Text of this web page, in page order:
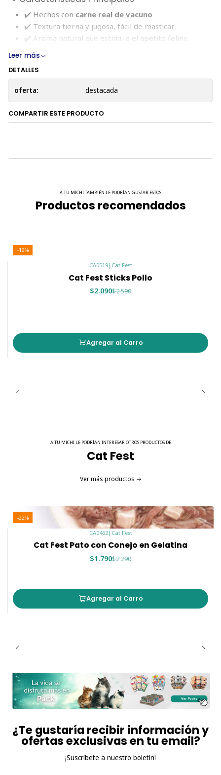
✔️ Hechos con carne real de vacuno
✔️ Textura tierna y jugosa, fácil de masticar
✔️ Aroma natural que estimula el apetito felino
✔️ Altamente proteicos y sin aditivos innecesarios
gato
🧾 Composición
Vacuno
%
Proteína cruda 21%
Ceniza cruda
Humedad
💡 Recomendaciones
Conservar en un lugar fresco y seco.
Leer más
DETALLES
oferta: destacada
COMPARTIR ESTE PRODUCTO
A TU MICHI TAMBIÉN LE PODRÍAN GUSTAR ESTOS
Productos recomendados
-19%
CA0519| Cat Fest
Cat Fest Sticks Pollo
$2.090$2.590
Agregar al Carro
A TU MICHI LE PODRÍAN INTERESAR OTROS PRODUCTOS DE
Cat Fest
Ver más productos
-22%
CA0462| Cat Fest
Cat Fest Pato con Conejo en Gelatina
$1.790$2.290
Agregar al Carro
¿Te gustaría recibir información y
ofertas exclusivas en tu email?
¡Suscríbete a nuestro boletín!